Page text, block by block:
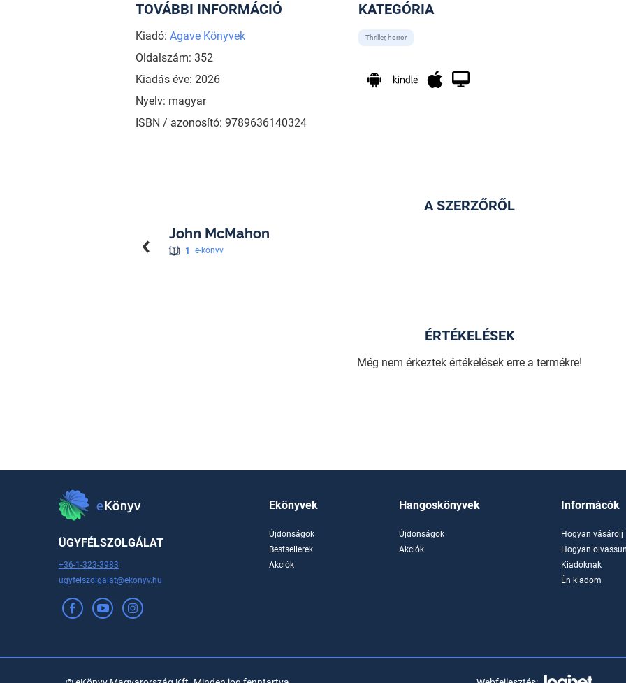
TOVÁBBI INFORMÁCIÓ
Kiadó: Agave Könyvek
Oldalszám: 352
Kiadás éve: 2026
Nyelv: magyar
ISBN / azonosító: 9789636140324
KATEGÓRIA
Thriller, horror
A SZERZŐRŐL
John McMahon
1 e-könyv
ÉRTÉKELÉSEK
Még nem érkeztek értékelések erre a termékre!
ÜGYFÉLSZOLGÁLAT
+36-1-323-3983
ugyfelszolgalat@ekonyv.hu
Ekönyvek
Újdonságok
Bestsellerek
Akciók
Hangoskönyvek
Újdonságok
Akciók
Informácók
Hogyan vásárolj
Hogyan
Kiadóknak
Én kiadom